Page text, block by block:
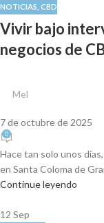
NOTICIAS CBD
Vivir bajo
negocios de
Mel
7 de octubre de 2025
0
Hace tan solo unos
en Santa Coloma de
Continue leyendo
12 Sep